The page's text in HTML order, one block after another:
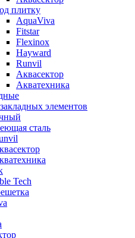
плитку
AquaViva
Fitstar
Flexinox
Hayward
Runvil
Аквасектор
Акватехника
элементов
сталь
Tech